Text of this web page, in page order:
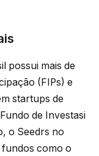
possui mais de
(FIPs) e
startups de
de Investasi
o Seedrs no
como o